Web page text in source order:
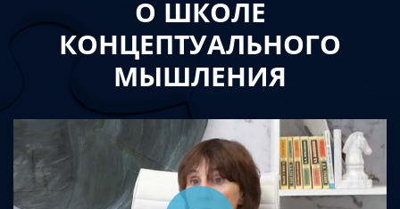
О ШКОЛЕ
КОНЦЕПТУАЛЬНОГО
МЫШЛЕНИЯ